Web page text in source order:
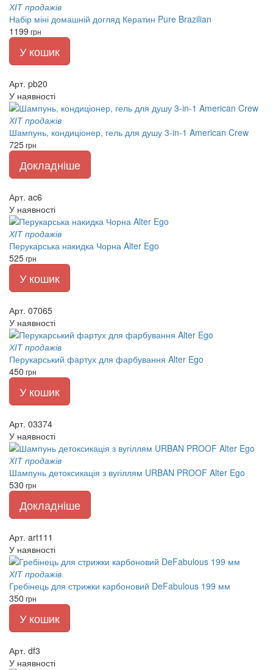
ХІТ продажів
Набір міні домашній догляд Кератин Pure Brazilian
1199 грн
У кошик
Арт. pb20
У наявності
ХІТ продажів
Шампунь, кондиціонер, гель для душу 3-in-1 American Crew
725грн
Докладніше
Арт. ac6
У наявності
ХІТ продажів
Перукарська накидка Чорна Alter Ego
525грн
У кошик
Арт. 07065
У наявності
ХІТ продажів
Перукарський фартух для фарбування Alter Ego
450 грн
У кошик
Арт. 03374
У наявності
ХІТ продажів
Шампунь детоксикація з вугіллям URBAN PROOF Alter Ego
530 грн
Докладніше
Арт. art111
У наявності
ХІТ продажів
Гребінець для стрижки карбоновий DeFabulous 199 мм
350 грн
У кошик
Арт. df3
У наявності